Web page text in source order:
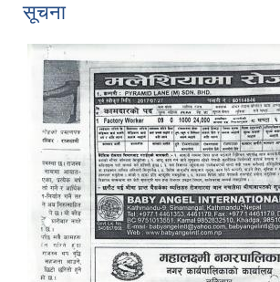
सूचना